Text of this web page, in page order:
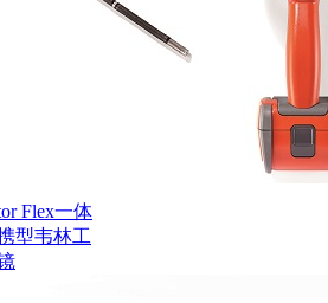
Flex一体
型韦林工